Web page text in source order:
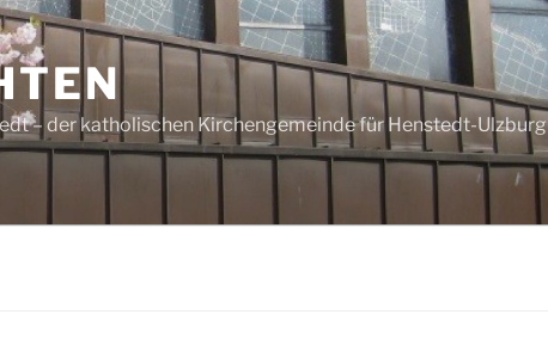
– der katholischen Kirchengemeinde für Henstedt-Ulzburg